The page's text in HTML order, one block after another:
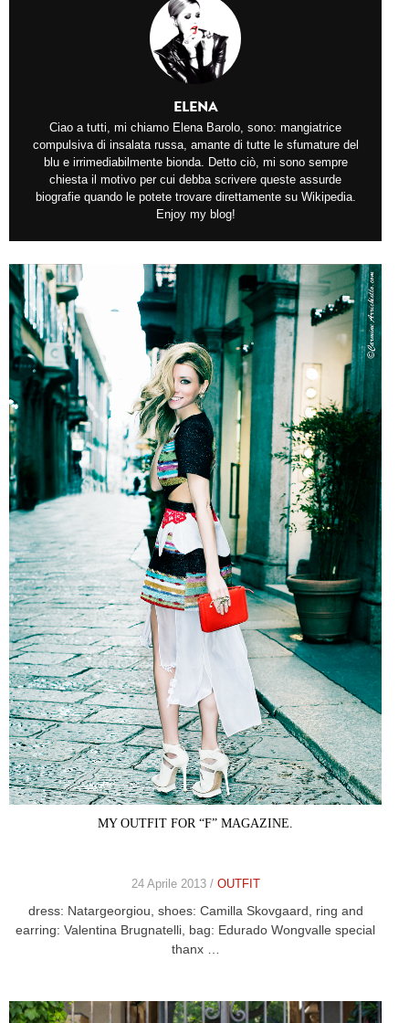
ELENA
Ciao a tutti, mi chiamo Elena Barolo, sono: mangiatrice
compulsiva di insalata russa, amante di tutte le sfumature del
blu e irrimediabilmente bionda. Detto ciò, mi sono sempre
chiesta il motivo per cui debba scrivere queste assurde
biografie quando le potete trovare direttamente su Wikipedia.
Enjoy my blog!
MY OUTFIT FOR “F” MAGAZINE.
24 Aprile 2013 / OUTFIT
dress: Natargeorgiou, shoes: Camilla Skovgaard, ring and
earring: Valentina Brugnatelli, bag: Edurado Wongvalle special
thanx …